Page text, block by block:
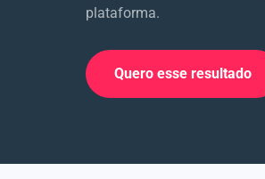
plataforma.
Quero esse resultado